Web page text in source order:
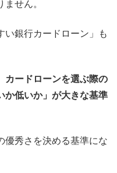
せん。
い銀行カードローン」も
カードローンを選ぶ際の
か低いか」が大きな基準
優秀さを決める基準にな